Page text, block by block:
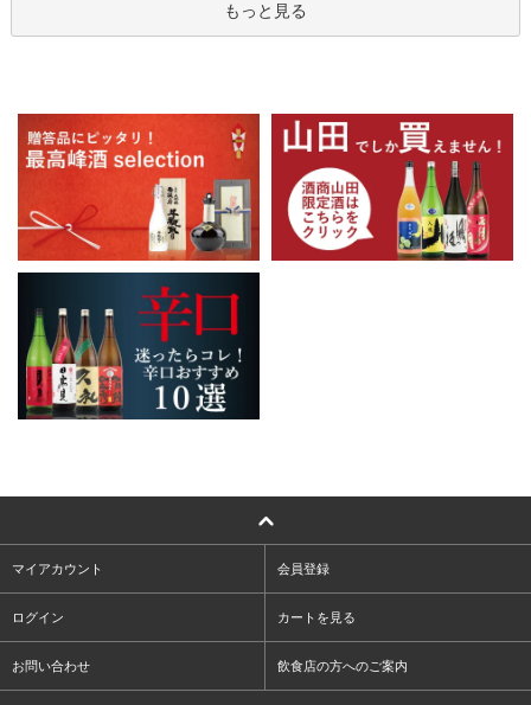
もっと見る
マイアカウント 会員登録
ログイン カートを見る
お問い合わせ 飲食店の方へのご案内